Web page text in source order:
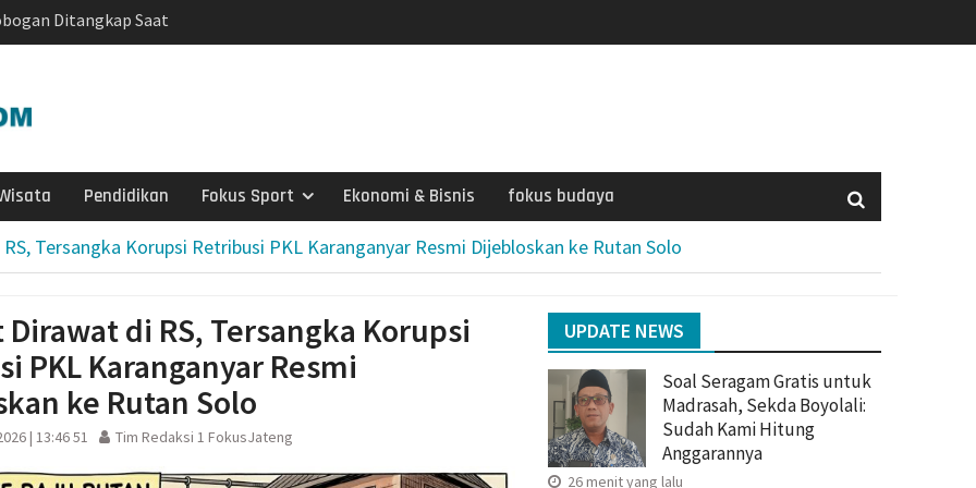
Ditangkap Saat
di Boyolali
Bantuan
Triliun
untuk Madrasah,
Dorong Nasyiatul
Pembangunan
Nasyiatul
Gerakan Perempuan
Pendidikan Fokus Sport Ekonomi & Bisnis fokus budaya
Tersangka Korupsi Retribusi PKL Karanganyar Resmi Dijebloskan ke Rutan Solo
di RS, Tersangka Korupsi
PKL Karanganyar Resmi
ke Rutan Solo
| 13:46 51 Tim Redaksi 1 FokusJateng
UPDATE NEWS
Soal Seragam Gratis untuk
Madrasah, Sekda Boyolali:
Sudah Kami Hitung
Anggarannya
26 menit yang lalu